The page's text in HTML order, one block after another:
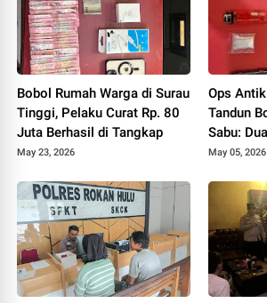
Bobol Rumah Warga di Surau
Tinggi, Pelaku Curat Rp. 80
Juta Berhasil di Tangkap
May 23, 2026
Ops
Tandun
Sabu:
Pengedar
May 05, 2026